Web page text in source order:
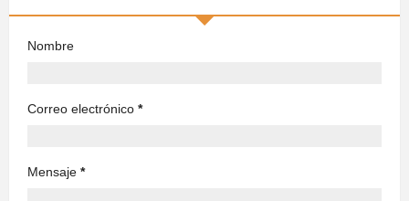
Nombre
Correo electrónico *
Mensaje *